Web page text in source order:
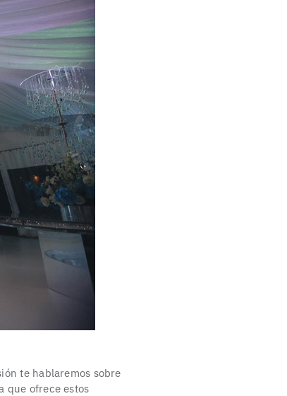
te hablaremos sobre
que ofrece estos